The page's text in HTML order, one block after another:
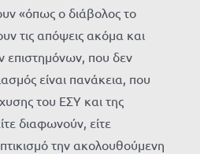
«όπως ο διάβολος το
τις απόψεις ακόμα και
επιστημόνων, που δεν
είναι πανάκεια, που
του ΕΣΥ και της
διαφωνούν, είτε
την ακολουθούμενη